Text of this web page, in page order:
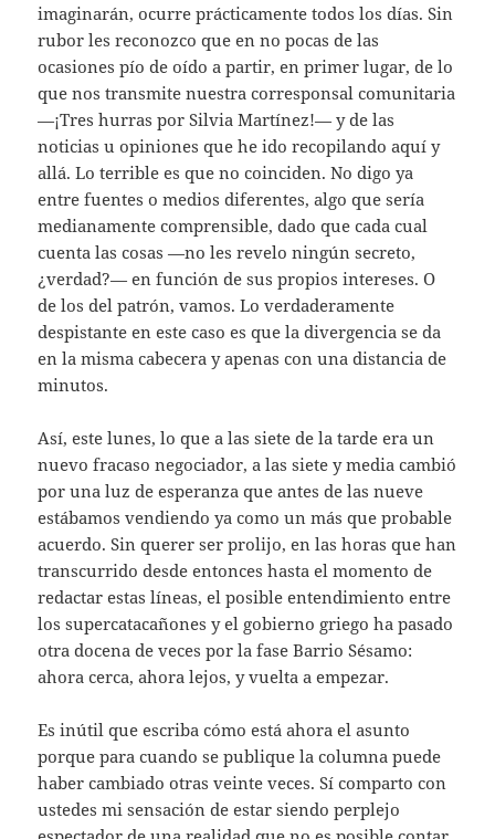
imaginarán, ocurre prácticamente todos los días. Sin
rubor les reconozco que en no pocas de las
ocasiones pío de oído a partir, en primer lugar, de lo
que nos transmite nuestra corresponsal comunitaria
—¡Tres hurras por Silvia Martínez!— y de las
noticias u opiniones que he ido recopilando aquí y
allá. Lo terrible es que no coinciden. No digo ya
entre fuentes o medios diferentes, algo que sería
medianamente comprensible, dado que cada cual
cuenta las cosas —no les revelo ningún secreto,
¿verdad?— en función de sus propios intereses. O
de los del patrón, vamos. Lo verdaderamente
despistante en este caso es que la divergencia se da
en la misma cabecera y apenas con una distancia de
minutos.
Así, este lunes, lo que a las siete de la tarde era un
nuevo fracaso negociador, a las siete y media cambió
por una luz de esperanza que antes de las nueve
estábamos vendiendo ya como un más que probable
acuerdo. Sin querer ser prolijo, en las horas que han
transcurrido desde entonces hasta el momento de
redactar estas líneas, el posible entendimiento entre
los supercatacañones y el gobierno griego ha pasado
otra docena de veces por la fase Barrio Sésamo:
ahora cerca, ahora lejos, y vuelta a empezar.
Es inútil que escriba cómo está ahora el asunto
porque para cuando se publique la columna puede
haber cambiado otras veinte veces. Sí comparto con
ustedes mi sensación de estar siendo perplejo